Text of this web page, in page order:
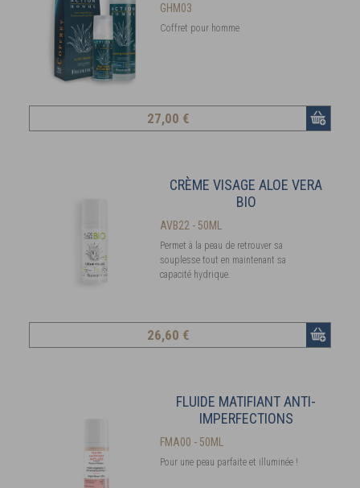
GHM03
Coffret pour homme
27,00 €
CRÈME VISAGE ALOE VERA
BIO
AVB22 - 50ML
Permet à la peau de retrouver sa
souplesse tout en maintenant sa
capacité hydrique.
26,60 €
FLUIDE MATIFIANT ANTI-
IMPERFECTIONS
FMA00 - 50ML
Pour une peau parfaite et illuminée !